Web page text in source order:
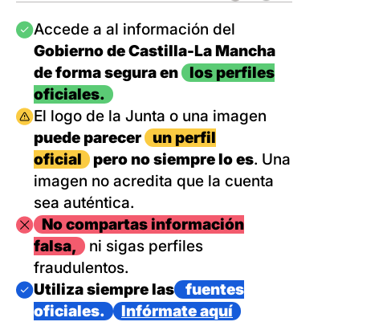
Imagen
Accede a al información del
Gobierno de Castilla-La Mancha
de forma segura en
los perfiles
oficiales.
Imagen
El logo de la Junta o una imagen
puede parecer
un perfil
oficial
pero no siempre lo es. Una
imagen no acredita que la cuenta
sea auténtica.
ImagenNo compartas información
falsa,
ni sigas perfiles
fraudulentos.
Imagen
Utiliza siempre las
fuentes
oficiales.
Infórmate aquí